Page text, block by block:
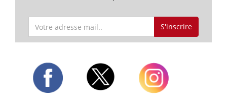
S'inscrire